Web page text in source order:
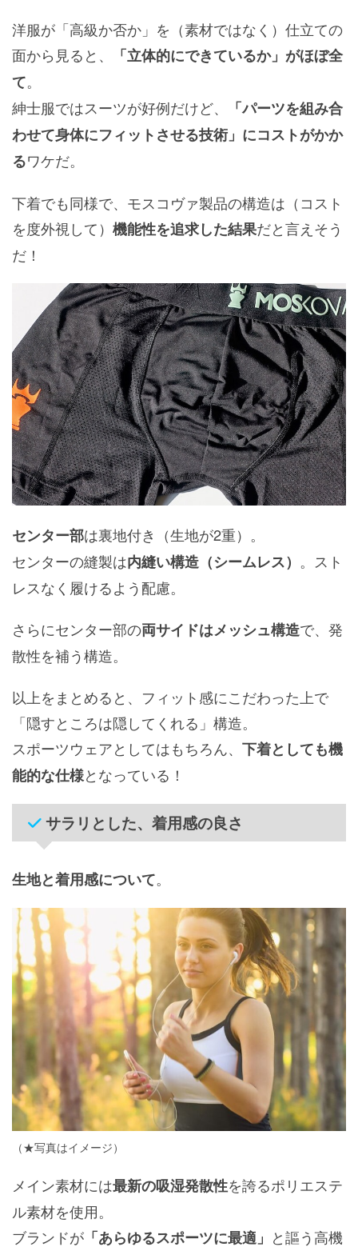
洋服が「高級か否か」を（素材ではなく）仕立ての
面から見ると、
「立体的にできているか」がほぼ全
て。
紳士服ではスーツが好例だけど、
「パーツを組み合
わせて身体にフィットさせる技術」にコストがかか
るワケだ。
下着でも同様で、モスコヴァ製品の構造は（コスト
を度外視して） 機能性を追求した結果だと言えそう
だ！
センター部は裏地付き（生地が2重）。
センターの縫製は内縫い構造（シームレス） 。スト
レスなく履けるよう配慮。
さらにセンター部の両サイドはメッシュ構造で、発
散性を補う構造。
以上をまとめると、フィット感にこだわった上で
「隠すところは隠してくれる」構造。
スポーツウェアとしてはもちろん、 下着としても機
能的な仕様となっている！
サラリとした、着用感の良さ
生地と着用感について。
（★写真はイメージ）
メイン素材には最新の吸湿発散性を誇るポリエステ
ル素材を使用。
ブランドが 「あらゆるスポーツに最適」 と謳う高機